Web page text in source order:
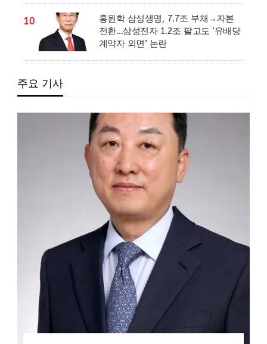
10
홍원학 삼성생명, 7.7조 부채→자본
전환…삼성전자 1.2조 팔고도 ‘유배당
계약자 외면’ 논란
주요 기사